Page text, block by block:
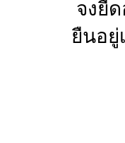
จงยื
ยืนอยู่